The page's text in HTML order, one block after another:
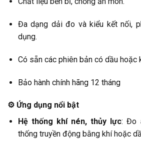
Đa dạng dải đo và kiểu kết nối,
dụng.
Có sẵn các phiên bản có dầu hoặc
Bảo hành chính hãng 12 tháng
⚙️ Ứng dụng nổi bật
Hệ thống khí nén, thủy lực: Đo
thống truyền động bằng khí hoặc